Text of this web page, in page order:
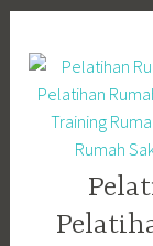
Skip
content